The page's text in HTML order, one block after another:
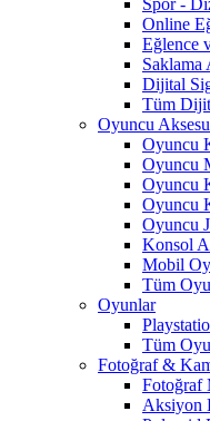
Spor -
Online
Eğlence
Saklama
Dijital
Tüm
Oyuncu
Oyuncu
Oyuncu
Oyuncu
Oyuncu
Oyuncu
Konsol
Mobil
Tüm
Oyunlar
Tüm
Fotoğraf &
Fotoğraf
Aksiyon